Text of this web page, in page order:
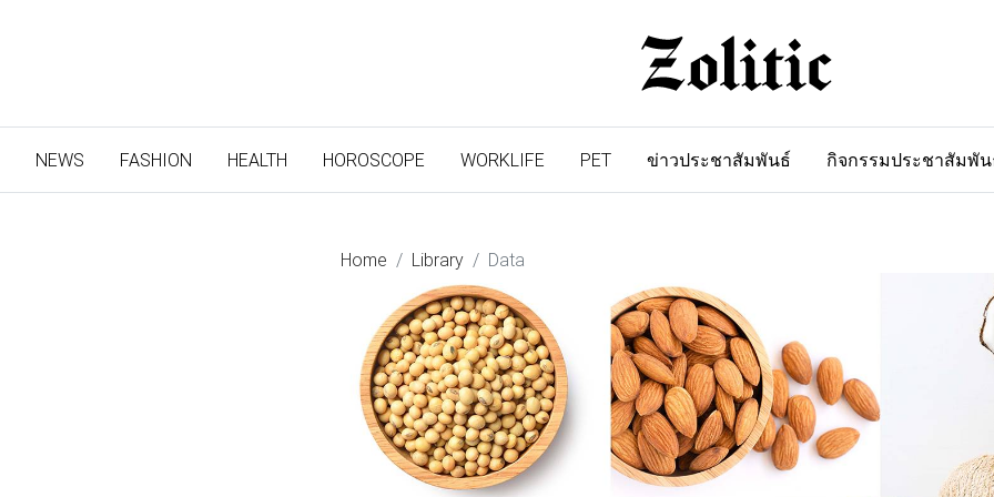
NEWS (CURRENT)
FASHION HEALTH HOROSCOPE WORKLIFE PET ข่าวประชาสัมพันธ์ กิจกรรมประชาสัมพั
Home Library Data